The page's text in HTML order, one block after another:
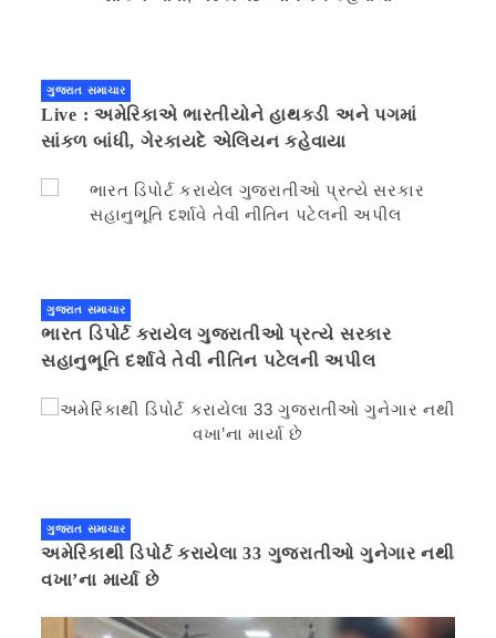
ગુજરાત સમાચાર
Live : અમેરિકાએ ભારતીયોને હાથકડી અને પગમાં
સાંકળ બાંધી, ગેરકાયદે એલિયન કહેવાયા
ગુજરાત સમાચાર
ભારત ડિપોર્ટ કરાયેલ ગુજરાતીઓ પ્રત્યે સરકાર
સહાનુભૂતિ દર્શાવે તેવી નીતિન પટેલની અપીલ
ગુજરાત સમાચાર
અમેરિકાથી ડિપોર્ટ કરાયેલા 33 ગુજરાતીઓ ગુનેગાર નથી
વખા’ના માર્યા છે